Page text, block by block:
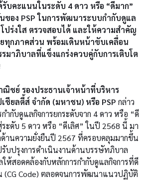
บคะแนนในระดับ 4 ดาว หรือ “ดีมาก”
ของ PSP ในการพัฒนาระบบกำกับดูแล
โปร่งใส ตรวจสอบได้ และให้ความสำคัญ
ทุกภาคส่วน พร้อมเดินหน้าขับเคลื่อน
มาภิบาลที่แข็งแกร่งควบคู่กับการเติบโต
ณิชย์ รองประธานเจ้าหน้าที่บริหาร
ชียลตี้ส์ จำกัด (มหาชน) หรือ PSP กล่าว
ำกับดูแลกิจการยกระดับจาก 4 ดาว หรือ “ดี
ะดับ 5 ดาว หรือ “ดีเลิศ” ในปี 2568 นี้ มา
ด้านความยั่งยืนปี 2567 ที่ครอบคลุมมากขึ้น
บปรุงการดำเนินงานด้านบรรษัทภิบาล
ให้สอดคล้องกับหลักการกำกับดูแลกิจการที่ดี
(CG Code) ตลอดจนการพัฒนาแนวปฏิบัติ